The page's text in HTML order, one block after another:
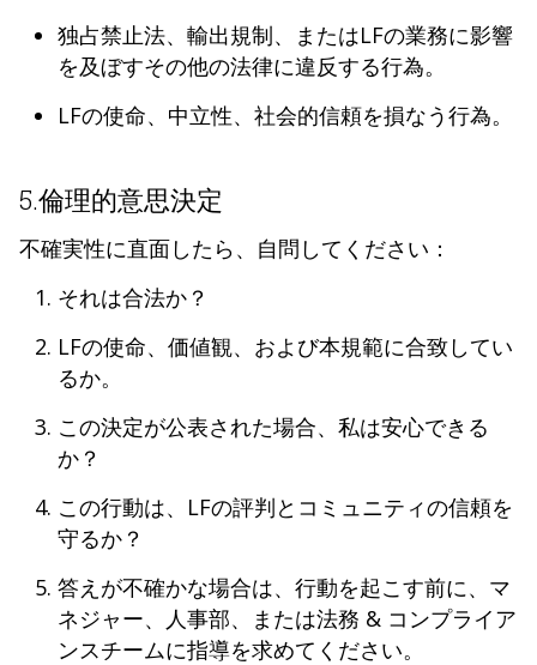
独占禁止法、輸出規制、またはLFの業務に影響
を及ぼすその他の法律に違反する行為。
LFの使命、中立性、社会的信頼を損なう行為。
5.倫理的意思決定
不確実性に直面したら、自問してください：
それは合法か？
LFの使命、価値観、および本規範に合致してい
るか。
この決定が公表された場合、私は安心できる
か？
この行動は、LFの評判とコミュニティの信頼を
守るか？
答えが不確かな場合は、行動を起こす前に、マ
ネジャー、人事部、または法務 & コンプライア
ンスチームに指導を求めてください。